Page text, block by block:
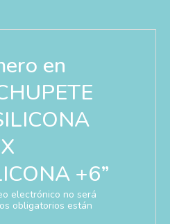
en
+6”
electrónico no será
obligatorios están